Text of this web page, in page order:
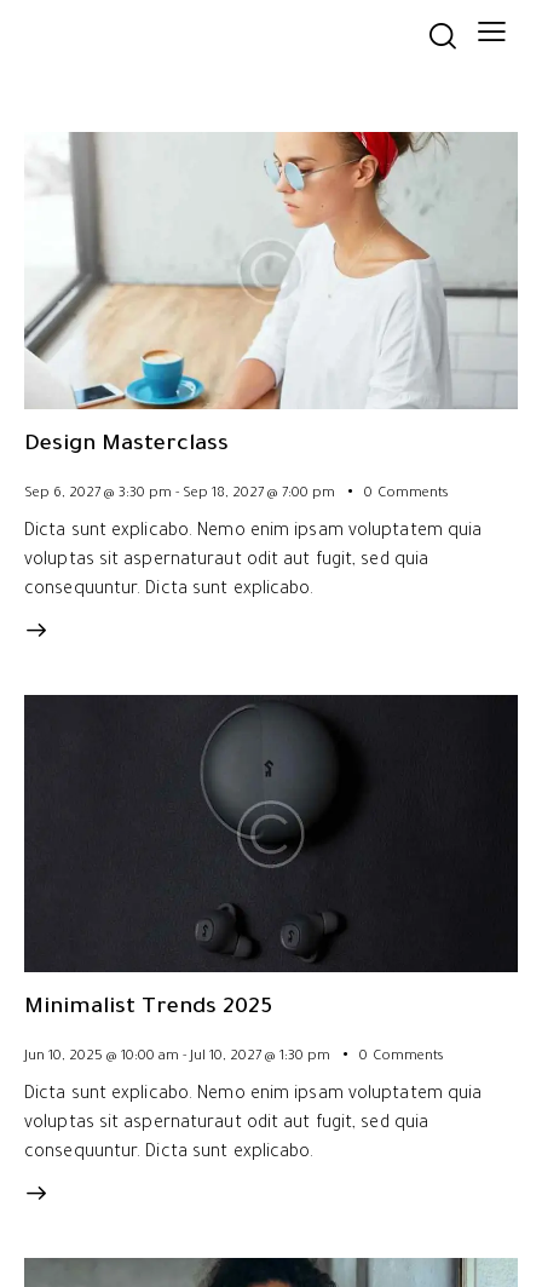
Design Masterclass
Sep 6, 2027 @ 3:30 pm - Sep 18, 2027 @ 7:00 pm 0 Comments
Dicta sunt explicabo. Nemo enim ipsam voluptatem quia
voluptas sit aspernaturaut odit aut fugit, sed quia
consequuntur. Dicta sunt explicabo.
Minimalist Trends 2025
Jun 10, 2025 @ 10:00 am -Jul 10, 2027 @ 1:30 pm 0 Comments
Dicta sunt explicabo. Nemo enim ipsam voluptatem quia
voluptas sit aspernaturaut odit aut fugit, sed quia
consequuntur. Dicta sunt explicabo.